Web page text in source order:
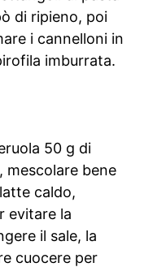
di ripieno, poi
i cannelloni in
imburrata.
50 g di
mescolare bene
caldo,
evitare la
il sale, la
cuocere per